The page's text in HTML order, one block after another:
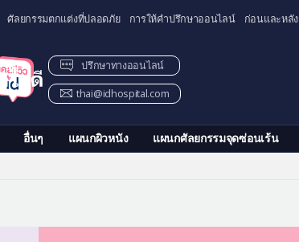
ศัลยกรรมตกแต่งที่ปลอดภัย การให้คำปรึกษาออนไลน์ ก่อนและหลัง
อื่นๆ แผนกผิวหนัง แผนกศัลยกรรมจุดซ่อนเร้น
ปรึกษาทางออนไลน์
thai@idhospital.com